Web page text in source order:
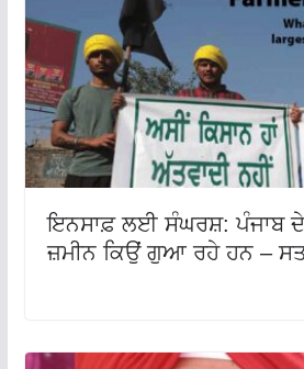
ਇਨਸਾਫ਼ ਲਈ ਸੰਘਰਸ਼: ਪੰਜਾਬ
ਜ਼ਮੀਨ ਕਿਉਂ ਗੁਆ ਰਹੇ ਹਨ –